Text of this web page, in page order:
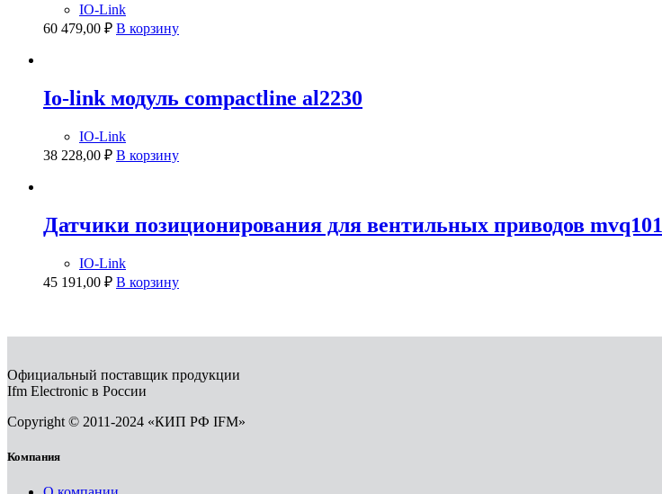
IO-Link
60 479,00 ₽ В корзину
Io-link модуль compactline al2230
IO-Link
38 228,00 ₽ В корзину
Датчики позиционирования для вентильных приводов mvq101
IO-Link
45 191,00 ₽ В корзину
Официальный поставщик продукции
Ifm Electronic в России
Copyright © 2011-2024 «КИП РФ IFM»
Компания